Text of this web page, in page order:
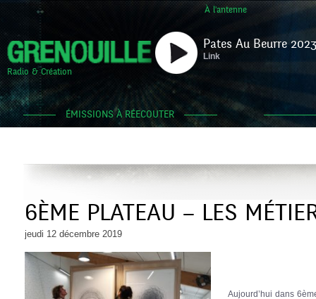
À l'antenne
Radio & Création
Pates Au Beurre
Link
ÉMISSIONS À RÉECOUTER
6ÈME PLATEAU – LES
jeudi 12 décembre 2019
Aujourd’hui dans